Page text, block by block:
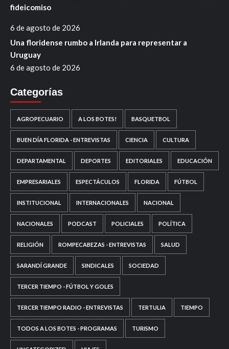
fideicomiso
6 de agosto de 2026
Una floridense rumbo a Irlanda para representar a
Uruguay
6 de agosto de 2026
Categorías
AGROPECUARIO A LOS BOTES! BASQUETBOL
BUEN DÍA FLORIDA - ENTREVISTAS CIENCIA CULTURA
DEPARTAMENTAL DEPORTES EDITORIALES EDUCACIÓN
EMPRESARIALES ESPECTÁCULOS FLORIDA FÚTBOL
INSTITUCIONAL INTERNACIONALES NACIONAL
NACIONALES PODCAST POLICIALES POLÍTICA
RELIGIÓN ROMPECABEZAS - ENTREVISTAS SALUD
SARANDÍ GRANDE SINDICALES SOCIEDAD
TERCER TIEMPO - FÚTBOL Y GOLES
TERCER TIEMPO RADIO - ENTREVISTAS TERTULIA TIEMPO
TODOS A LOS BOTES - PROGRAMAS TURISMO